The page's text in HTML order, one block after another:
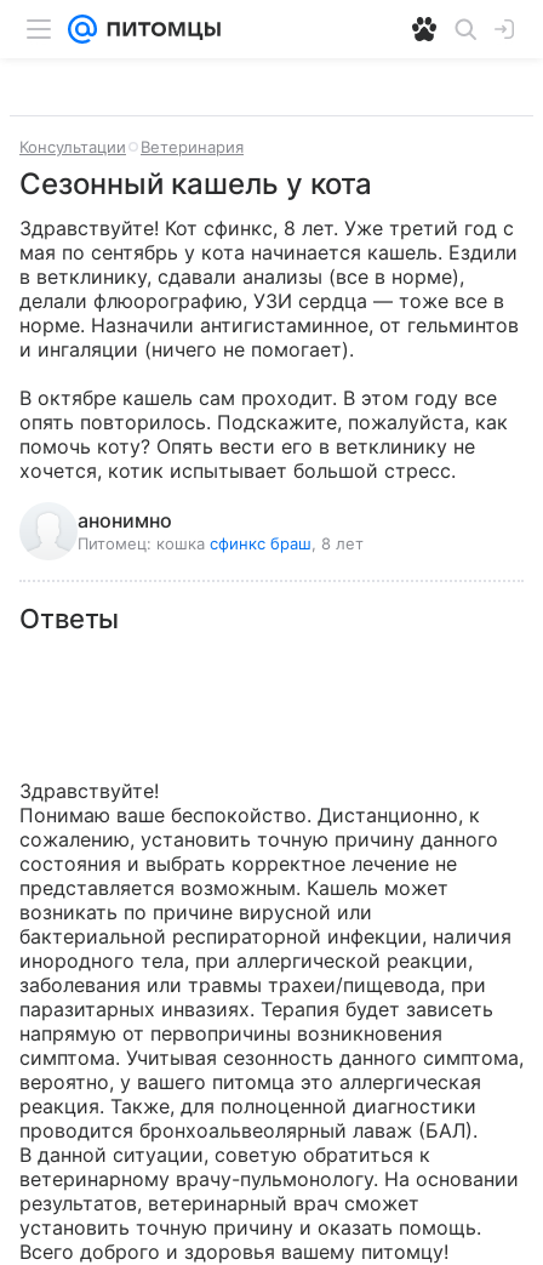
Консультации Ветеринария
Сезонный кашель у кота
Здравствуйте! Кот сфинкс, 8 лет. Уже третий год с
мая по сентябрь у кота начинается кашель. Ездили
в ветклинику, сдавали анализы (все в норме),
делали флюорографию, УЗИ сердца — тоже все в
норме. Назначили антигистаминное, от гельминтов
и ингаляции (ничего не помогает).
В октябре кашель сам проходит. В этом году все
опять повторилось. Подскажите, пожалуйста, как
помочь коту? Опять вести его в ветклинику не
хочется, котик испытывает большой стресс.
анонимно
Питомец: кошка сфинкс браш , 8 лет
Ответы
Здравствуйте!
Понимаю ваше беспокойство. Дистанционно, к
сожалению, установить точную причину данного
состояния и выбрать корректное лечение не
представляется возможным. Кашель может
возникать по причине вирусной или
бактериальной респираторной инфекции, наличия
инородного тела, при аллергической реакции,
заболевания или травмы трахеи/пищевода, при
паразитарных инвазиях. Терапия будет зависеть
напрямую от первопричины возникновения
симптома. Учитывая сезонность данного симптома,
вероятно, у вашего питомца это аллергическая
реакция. Также, для полноценной диагностики
проводится бронхоальвеолярный лаваж (БАЛ).
В данной ситуации, советую обратиться к
ветеринарному врачу-пульмонологу. На основании
результатов, ветеринарный врач сможет
установить точную причину и оказать помощь.
Всего доброго и здоровья вашему питомцу!